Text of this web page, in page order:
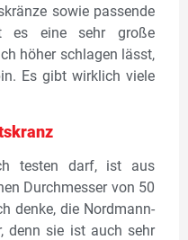
sowie passende
es eine sehr große
höher schlagen lässt,
Es gibt wirklich viele
testen darf, ist aus
Durchmesser von 50
denke, die Nordmann-
denn sie ist auch sehr